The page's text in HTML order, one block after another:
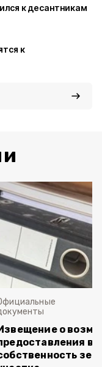
к десантникам
к
о
в